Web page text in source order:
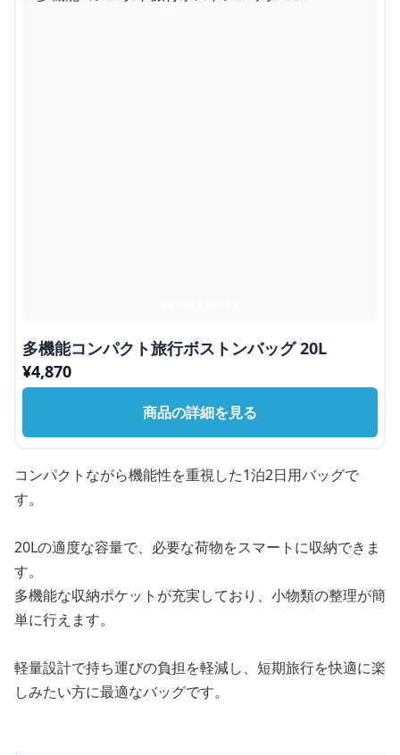
多機能コンパクト旅行ボストンバッグ 20L
¥4,870
商品の詳細を見る
コンパクトながら機能性を重視した1泊2日用バッグで
す。
20Lの適度な容量で、必要な荷物をスマートに収納できま
す。
多機能な収納ポケットが充実しており、小物類の整理が簡
単に行えます。
軽量設計で持ち運びの負担を軽減し、短期旅行を快適に楽
しみたい方に最適なバッグです。